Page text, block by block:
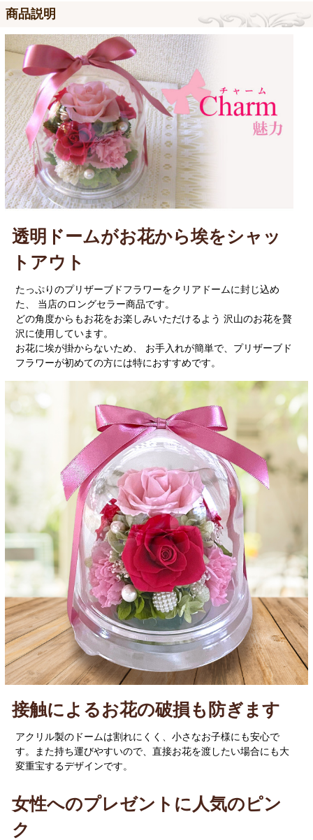
商品説明
透明ドームがお花から埃をシャッ
トアウト
たっぷりのプリザーブドフラワーをクリアドームに封じ込め
た、 当店のロングセラー商品です。
どの角度からもお花をお楽しみいただけるよう 沢山のお花を贅
沢に使用しています。
お花に埃が掛からないため、 お手入れが簡単で、プリザーブド
フラワーが初めての方には特におすすめです。
接触によるお花の破損も防ぎます
アクリル製のドームは割れにくく、小さなお子様にも安心で
す。また持ち運びやすいので、直接お花を渡したい場合にも大
変重宝するデザインです。
女性へのプレゼントに人気のピン
ク